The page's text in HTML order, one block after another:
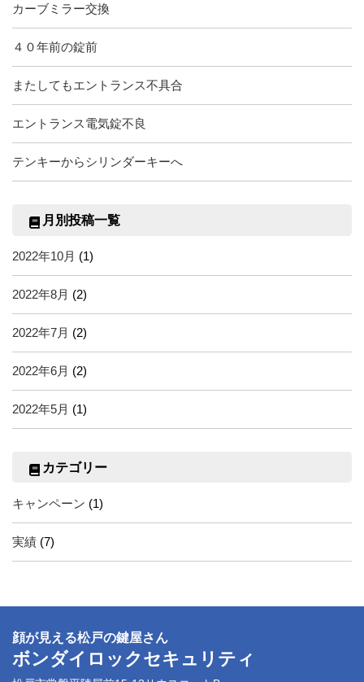
カーブミラー交換
４０年前の錠前
またしてもエントランス不具合
エントランス電気錠不良
テンキーからシリンダーキーへ
月別投稿一覧
2022年10月 (1)
2022年8月 (2)
2022年7月 (2)
2022年6月 (2)
2022年5月 (1)
カテゴリー
キャンペーン (1)
実績 (7)
顔が見える松戸の鍵屋さん
ボンダイロックセキュリティ